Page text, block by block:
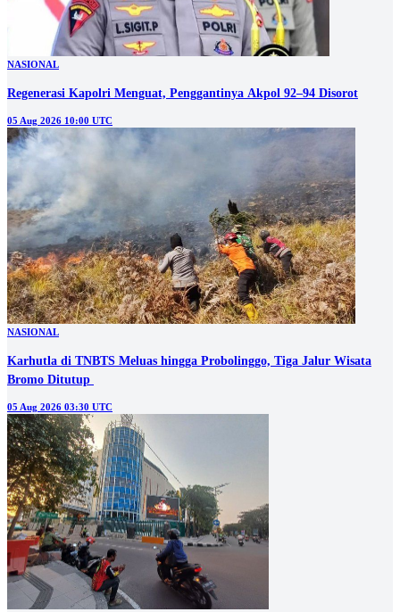
NASIONAL
Regenerasi Kapolri Menguat, Penggantinya Akpol 92–94 Disorot
05 Aug 2026 10:00 UTC
NASIONAL
Karhutla di TNBTS Meluas hingga Probolinggo, Tiga Jalur Wisata
05 Aug 2026 03:30 UTC